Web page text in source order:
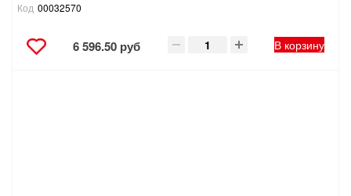
Код 00032570
6 596.50 руб В корзину